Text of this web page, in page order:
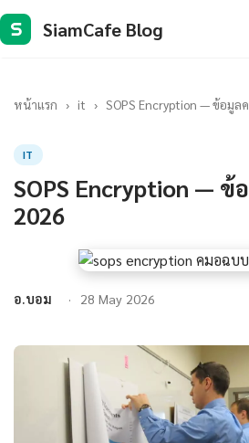
S SiamCafe Blog
หน้าแรก › it › SOPS Encryption — ข้อมูล
IT
SOPS Encryption —
2026
อ.บอม 28 May 2026